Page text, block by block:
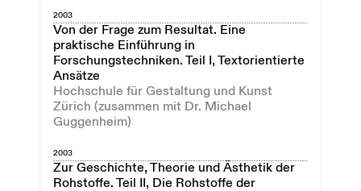
2003
Von der Frage zum Resultat. Eine
praktische Einführung in
Forschungstechniken. Teil I, Textorientierte
Ansätze
Hochschule für Gestaltung und Kunst
Zürich (zusammen mit Dr. Michael
Guggenheim)
2003
Zur Geschichte, Theorie und Ästhetik der
Rohstoffe. Teil II, Die Rohstoffe der